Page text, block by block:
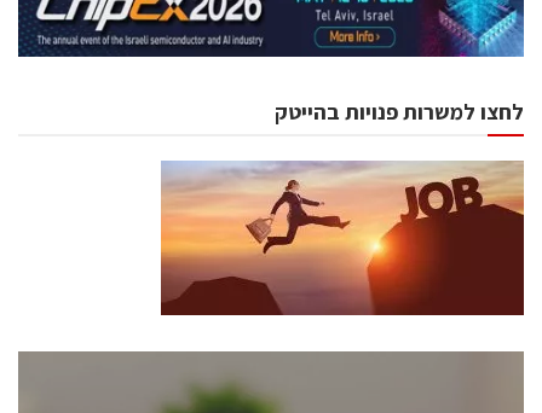
לחצו למשרות פנויות בהייטק